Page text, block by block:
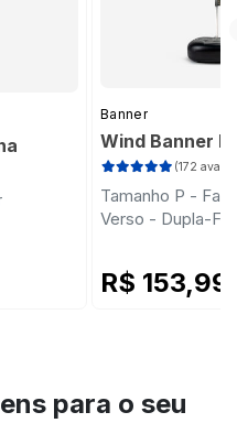
Banner
Wind Banner
(172
Tamanho P -
Verso - Dupla-
R$ 153,99
para o seu